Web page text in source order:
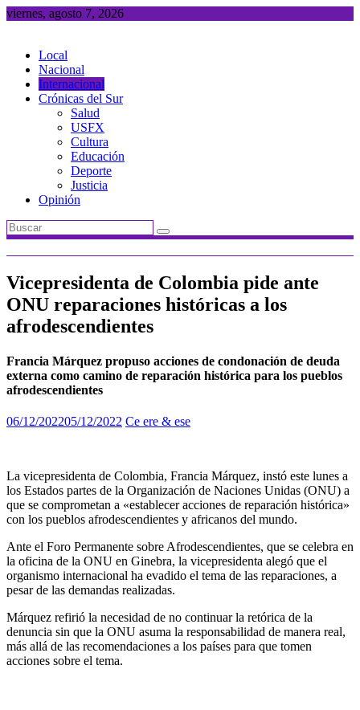
Saltar
viernes, agosto 7, 2026
Local
Nacional
Internacional
Crónicas del Sur
Salud
USFX
Cultura
Educación
Deporte
Justicia
Opinión
Vicepresidenta de Colombia pide ante
ONU reparaciones históricas a los
afrodescendientes
Francia Márquez propuso acciones de condonación de deuda
externa como camino de reparación histórica para los pueblos
afrodescendientes
06/12/202205/12/2022 Ce ere & ese
La vicepresidenta de Colombia, Francia Márquez, instó este lunes a
los Estados partes de la Organización de Naciones Unidas (ONU) a
que se comprometan a «establecer acciones de reparación histórica»
con los pueblos afrodescendientes y africanos del mundo.
Ante el Foro Permanente sobre Afrodescendientes, que se celebra en
la oficina de la ONU en Ginebra, la vicepresidenta alegó que el
organismo internacional ha evadido el tema de las reparaciones, a
pesar de las demandas realizadas.
Márquez refirió la necesidad de no continuar la retórica de la
denuncia sin que la ONU asuma la responsabilidad de manera real,
más allá de las recomendaciones a los países para que tomen
acciones sobre el tema.